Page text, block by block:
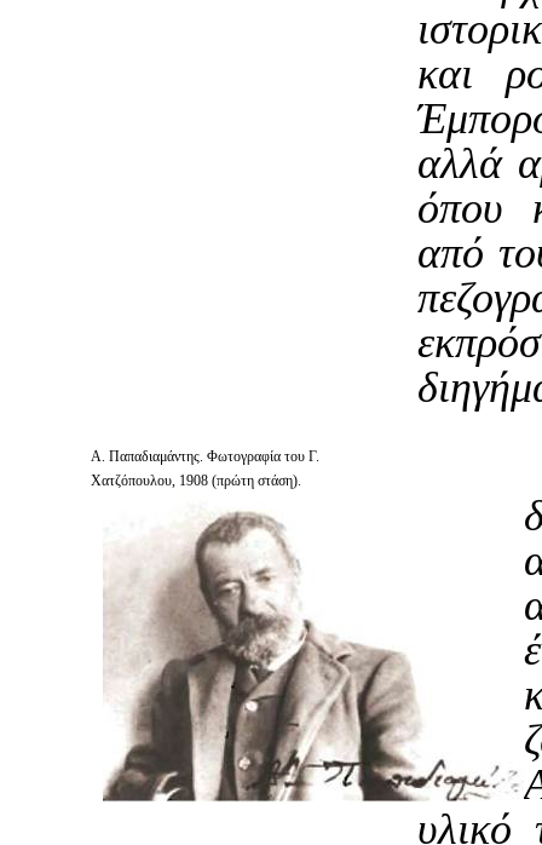
και
αλλά
όπου
από
Α. Παπαδιαμάντης. Φωτογραφία του Γ.
Χατζόπουλου, 1908 (πρώτη στάση).
υλικό